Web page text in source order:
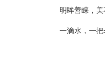
明眸善睐，美
一滴水，一